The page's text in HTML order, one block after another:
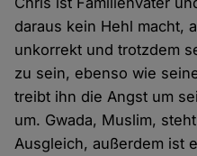
daraus kein Hehl macht,
unkorrekt und trotzdem
zu sein, ebenso wie
treibt ihn die Angst um
um. Gwada, Muslim,
Ausgleich, außerdem ist